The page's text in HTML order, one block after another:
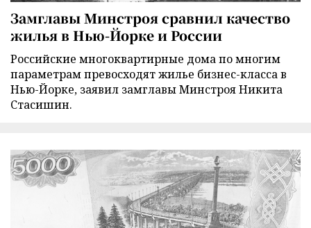
Замглавы Минстроя сравнил качество
жилья в Нью-Йорке и России
Российские многоквартирные дома по многим
параметрам превосходят жилье бизнес-класса в
Нью-Йорке, заявил замглавы Минстроя Никита
Стасишин.